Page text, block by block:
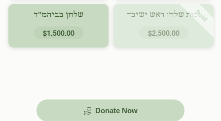
Soldזכות שלחן ראש ישיבה
$2,500.00
שלחן בביהמ״ד
$1,500.00
Donate Now